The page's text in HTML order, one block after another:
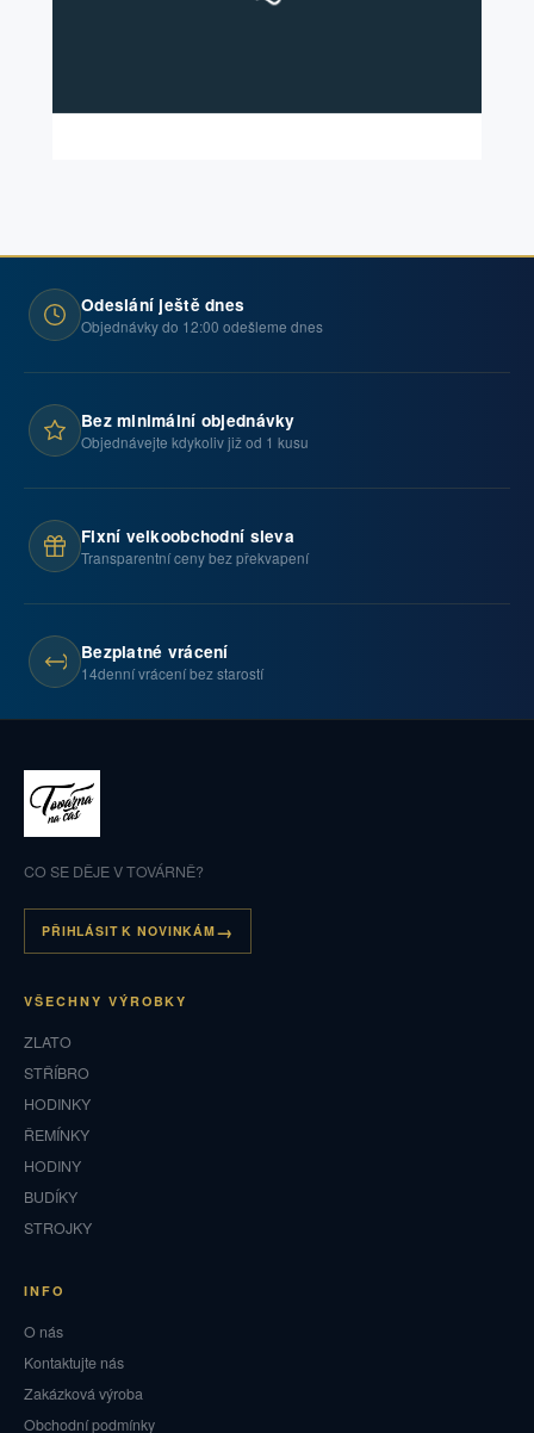
Odeslání ještě dnes
Objednávky do 12:00 odešleme dnes
Bez minimální objednávky
Objednávejte kdykoliv již od 1 kusu
Fixní velkoobchodní sleva
Transparentní ceny bez překvapení
Bezplatné vrácení
14denní vrácení bez starostí
CO SE DĚJE V TOVÁRNĚ?
PŘIHLÁSIT K NOVINKÁM
VŠECHNY VÝROBKY
ZLATO
STŘÍBRO
HODINKY
ŘEMÍNKY
HODINY
BUDÍKY
STROJKY
INFO
O nás
Kontaktujte nás
Zakázková výroba
Obchodní podmínky